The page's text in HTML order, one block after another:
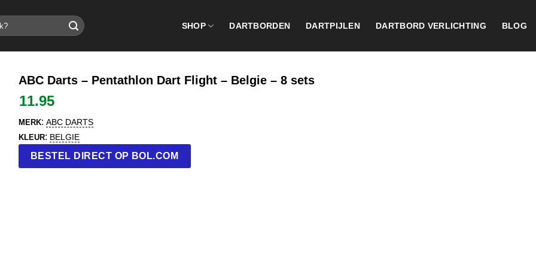
SHOP DARTBORDEN DARTPIJLEN DARTBORD VERLICHTING BLOG
ABC Darts – Pentathlon Dart Flight – Belgie – 8 sets
11.95
MERK: ABC DARTS
KLEUR: BELGIE
BESTEL DIRECT OP BOL.COM